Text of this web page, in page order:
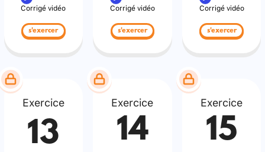
Corrigé vidéo
s'exercer
Corrigé vidéo
s'exercer
Corrigé vidéo
s'exercer
Exercice
13
Exercice
14
Exercice
15